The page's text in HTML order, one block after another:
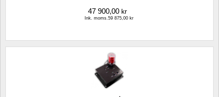
47 900,00 kr
Ink. moms.59 875,00 kr